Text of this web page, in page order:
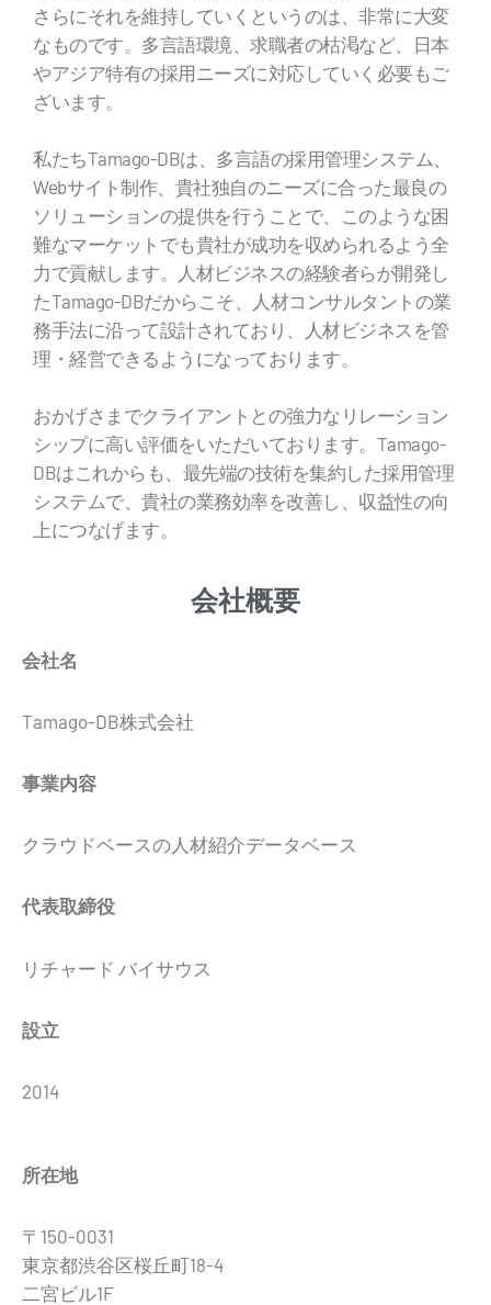
さらにそれを維持していくというのは、非常に大変
なものです。多言語環境、求職者の枯渇など、日本
やアジア特有の採用ニーズに対応していく必要もご
ざいます。
私たちTamago-DBは、多言語の採用管理システム、
Webサイト制作、貴社独自のニーズに合った最良の
ソリューションの提供を行うことで、このような困
難なマーケットでも貴社が成功を収められるよう全
力で貢献します。人材ビジネスの経験者らが開発し
たTamago-DBだからこそ、人材コンサルタントの業
務手法に沿って設計されており、人材ビジネスを管
理・経営できるようになっております。
おかげさまでクライアントとの強力なリレーション
シップに高い評価をいただいております。Tamago-
DBはこれからも、最先端の技術を集約した採用管理
システムで、貴社の業務効率を改善し、収益性の向
上につなげます。
会社概要
会社名
Tamago-DB株式会社
事業内容
クラウドベースの人材紹介データベース
代表取締役
リチャード バイサウス
設立
2014
所在地
〒 150-0031
東京都渋谷区桜丘町18-4
二宮ビル1F